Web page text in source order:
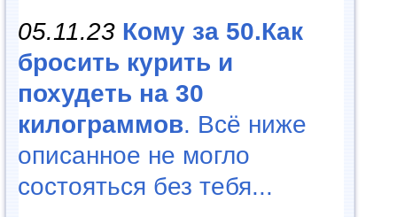
05.11.23 Кому за 50.Как
бросить курить и
похудеть на 30
килограммов. Всё ниже
описанное не могло
состояться без тебя...